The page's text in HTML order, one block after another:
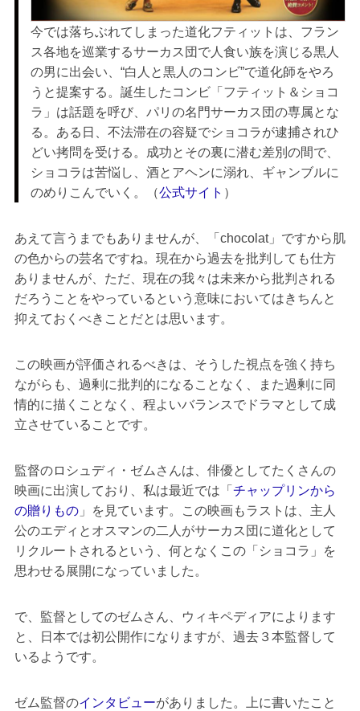
今では落ちぶれてしまった道化フティットは、フラン
ス各地を巡業するサーカス団で人食い族を演じる黒人
の男に出会い、“白人と黒人のコンビ”で道化師をやろ
うと提案する。誕生したコンビ「フティット＆ショコ
ラ」は話題を呼び、パリの名門サーカス団の専属とな
る。ある日、不法滞在の容疑でショコラが逮捕されひ
どい拷問を受ける。成功とその裏に潜む差別の間で、
ショコラは苦悩し、酒とアヘンに溺れ、ギャンブルに
のめりこんでいく。（公式サイト ）
あえて言うまでもありませんが、「chocolat」ですから肌
の色からの芸名ですね。現在から過去を批判しても仕方
ありませんが、ただ、現在の我々は未来から批判される
だろうことをやっているという意味においてはきちんと
抑えておくべきことだとは思います。
この映画が評価されるべきは、そうした視点を強く持ち
ながらも、過剰に批判的になることなく、また過剰に同
情的に描くことなく、程よいバランスでドラマとして成
立させていることです。
監督のロシュディ・ゼムさんは、俳優としてたくさんの
映画に出演しており、私は最近では「 チャップリンから
の贈りもの」を見ています。この映画もラストは、主人
公のエディとオスマンの二人がサーカス団に道化として
リクルートされるという、何となくこの「ショコラ」を
思わせる展開になっていました。
で、監督としてのゼムさん、ウィキペディアによります
と、日本では初公開作になりますが、過去３本監督して
いるようです。
ゼム監督のインタビューがありました。上に書いたこと